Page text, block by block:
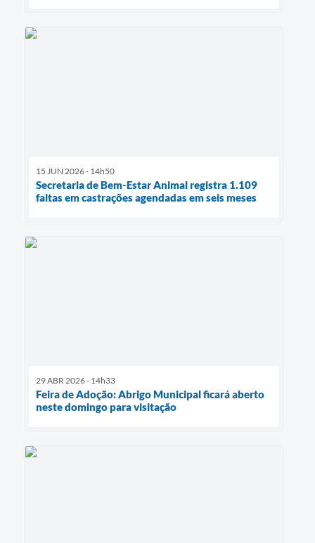
15 JUN 2026 - 14h50
Secretaria de Bem-Estar Animal registra 1.109
faltas em castrações agendadas em seis meses
29 ABR 2026 - 14h33
Feira de Adoção: Abrigo Municipal ficará aberto
neste domingo para visitação